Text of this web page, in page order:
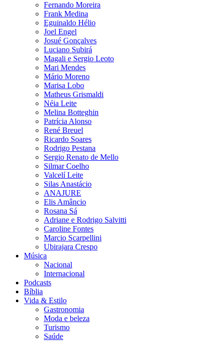
Fernando Moreira
Frank Medina
Eguinaldo Hélio
Joel Engel
Josué Gonçalves
Luciano Subirá
Magali e Sergio Leoto
Mari Mendes
Mário Moreno
Marisa Lobo
Matheus Grismaldi
Néia Leite
Melina Botteghin
Patrícia Alonso
René Breuel
Ricardo Soares
Rodrigo Pestana
Sergio Renato de Mello
Silmar Coelho
Valcelí Leite
Silas Anastácio
ANAJURE
Elis Amâncio
Rosana Sá
Adriane e Rodrigo Salvitti
Caroline Fontes
Marcio Scarpellini
Ubirajara Crespo
Música
Nacional
Internacional
Podcasts
Bíblia
Vida & Estilo
Gastronomia
Moda e beleza
Turismo
Saúde